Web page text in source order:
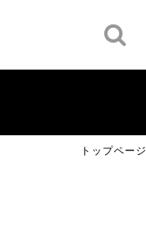
トップページ